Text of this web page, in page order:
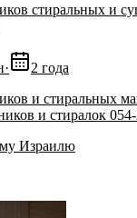
стиральных и
·
2 года
и стиральных
и стиралок
Израилю